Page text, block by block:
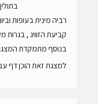
רביה מינית בעופות
קביעת הזוויג , בגרות
בנוסף מתמקדת
למצגת זאת הוכן דף